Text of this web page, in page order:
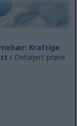
Kraftige
/ Detaljert prøve